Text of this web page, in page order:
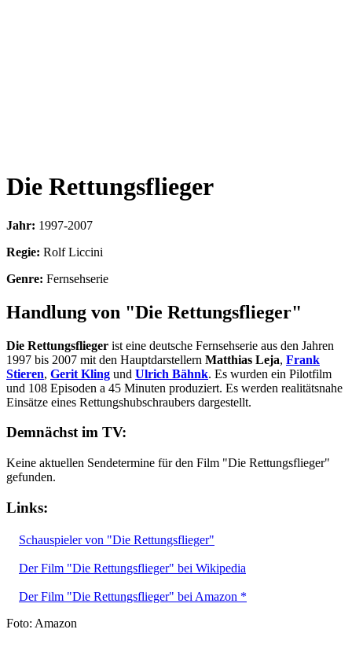
Die Rettungsflieger
Jahr: 1997-2007
Regie: Rolf Liccini
Genre: Fernsehserie
Handlung von "Die Rettungsflieger"
Die Rettungsflieger ist eine deutsche Fernsehserie aus den Jahren
1997 bis 2007 mit den Hauptdarstellern Matthias Leja, Frank
Stieren, Gerit Kling und Ulrich Bähnk. Es wurden ein Pilotfilm
und 108 Episoden a 45 Minuten produziert. Es werden realitätsnahe
Einsätze eines Rettungshubschraubers dargestellt.
Demnächst im TV:
Keine aktuellen Sendetermine für den Film "Die Rettungsflieger"
gefunden.
Links:
Schauspieler von "Die Rettungsflieger"
Der Film "Die Rettungsflieger" bei Wikipedia
Der Film "Die Rettungsflieger" bei Amazon *
Foto: Amazon